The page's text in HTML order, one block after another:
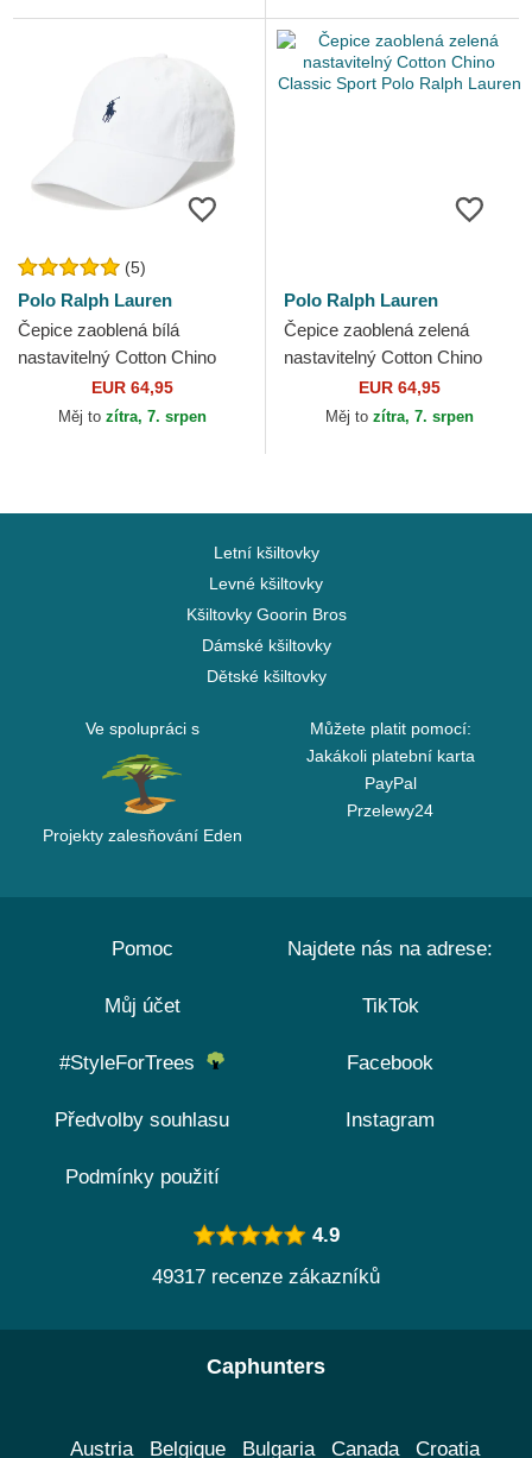
(5)
Polo Ralph Lauren
Čepice zaoblená bílá
nastavitelný Cotton Chino
Classic Sport Polo Ralph
Lauren
EUR 64,95
Měj to zítra, 7. srpen
Polo Ralph Lauren
Čepice zaoblená zelená
nastavitelný Cotton Chino
Classic Sport Polo Ralph
Lauren
EUR 64,95
Měj to zítra, 7. srpen
Letní kšiltovky
Levné kšiltovky
Kšiltovky Goorin Bros
Dámské kšiltovky
Dětské kšiltovky
Ve spolupráci s
Projekty zalesňování Eden
Můžete platit pomocí:
Jakákoli platební karta
PayPal
Przelewy24
Pomoc
Můj účet
#StyleForTrees
Předvolby souhlasu
Podmínky použití
Najdete nás na adrese:
TikTok
Facebook
Instagram
4.9
49317 recenze zákazníků
Caphunters
Austria Belgique Bulgaria Canada Croatia